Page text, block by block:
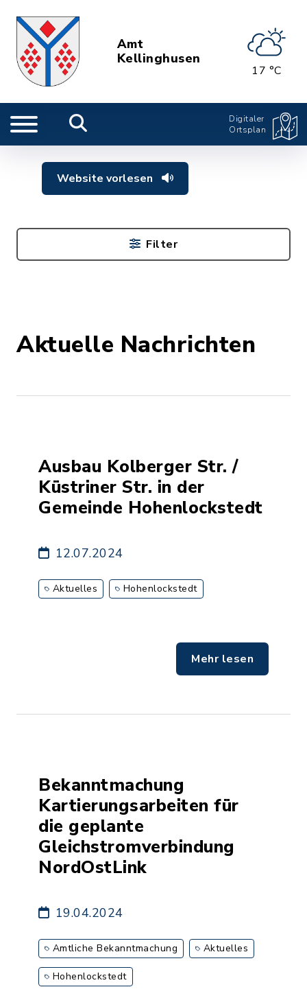
Amt
Kellinghusen
17 °C
Digitaler
Ortsplan
Website vorlesen
Aktuelle Nachrichten
Ausbau Kolberger Str. /
Küstriner Str. in der
Gemeinde Hohenlockstedt
12.07.2024
Aktuelles Hohenlockstedt
Mehr lesen
Bekanntmachung
Kartierungsarbeiten für
die geplante
Gleichstromverbindung
NordOstLink
19.04.2024
Amtliche Bekanntmachung Aktuelles
Hohenlockstedt
Filter